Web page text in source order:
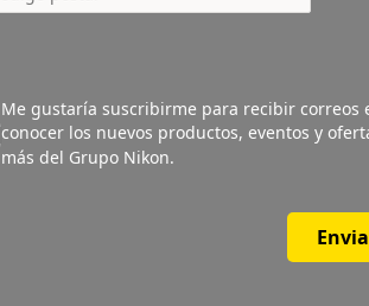
Me gustaría suscribirme para recibir correos
conocer los nuevos productos, eventos y
más del Grupo Nikon.